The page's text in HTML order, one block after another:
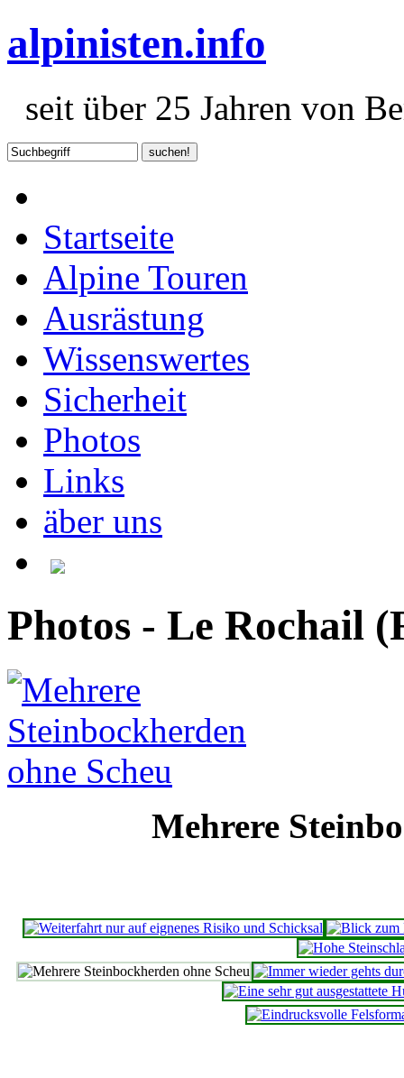
alpinisten.info
seit über 25 Jahren von
Startseite
Alpine Touren
Ausrästung
Wissenswertes
Sicherheit
Photos
Links
äber uns
Photos - Le Rochail
Mehrere